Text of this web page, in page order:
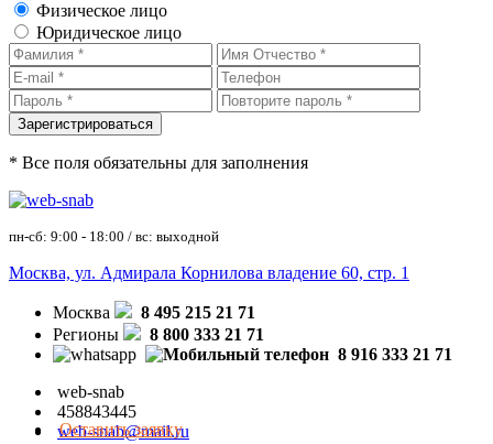
Физическое лицо
Юридическое лицо
* Все поля обязательны для заполнения
пн-сб: 9:00 - 18:00 / вс: выходной
Москва, ул. Адмирала Корнилова владение 60, стр. 1
Москва
8 495 215 21 71
Регионы
8 800 333 21 71
8 916 333 21 71
web-snab
458843445
web-snab@mail.ru
Оставить заявку